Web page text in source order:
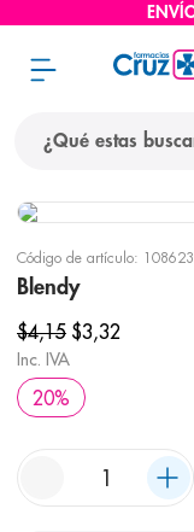
Código de artículo: 108623
Blendy
$4,15 $3,32
Inc. IVA
20%
términos
1.
3.
4. cerave
bioderma